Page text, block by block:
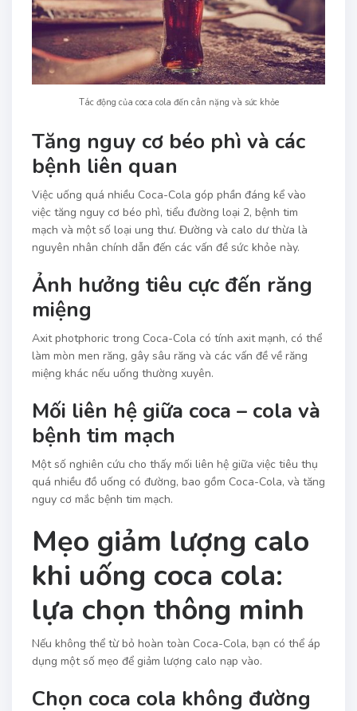
Tác động của coca cola đến cân nặng và sức khỏe
Tăng nguy cơ béo phì và các
bệnh liên quan
Việc uống quá nhiều Coca-Cola góp phần đáng kể vào
việc tăng nguy cơ béo phì, tiểu đường loại 2, bệnh tim
mạch và một số loại ung thư. Đường và calo dư thừa là
nguyên nhân chính dẫn đến các vấn đề sức khỏe này.
Ảnh hưởng tiêu cực đến răng
miệng
Axit photphoric trong Coca-Cola có tính axit mạnh, có thể
làm mòn men răng, gây sâu răng và các vấn đề về răng
miệng khác nếu uống thường xuyên.
Mối liên hệ giữa coca – cola và
bệnh tim mạch
Một số nghiên cứu cho thấy mối liên hệ giữa việc tiêu thụ
quá nhiều đồ uống có đường, bao gồm Coca-Cola, và tăng
nguy cơ mắc bệnh tim mạch.
Mẹo giảm lượng calo
khi uống coca cola:
lựa chọn thông minh
Nếu không thể từ bỏ hoàn toàn Coca-Cola, bạn có thể áp
dụng một số mẹo để giảm lượng calo nạp vào.
Chọn coca cola không đường